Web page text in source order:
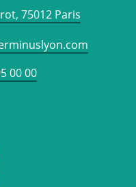
75012 Paris
00 00